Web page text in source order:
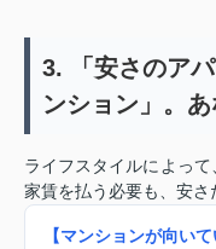
3. 「安さのア
ンション」。
ライフスタイルによっ
家賃を払う必要も、安さ
【マンションが向いて